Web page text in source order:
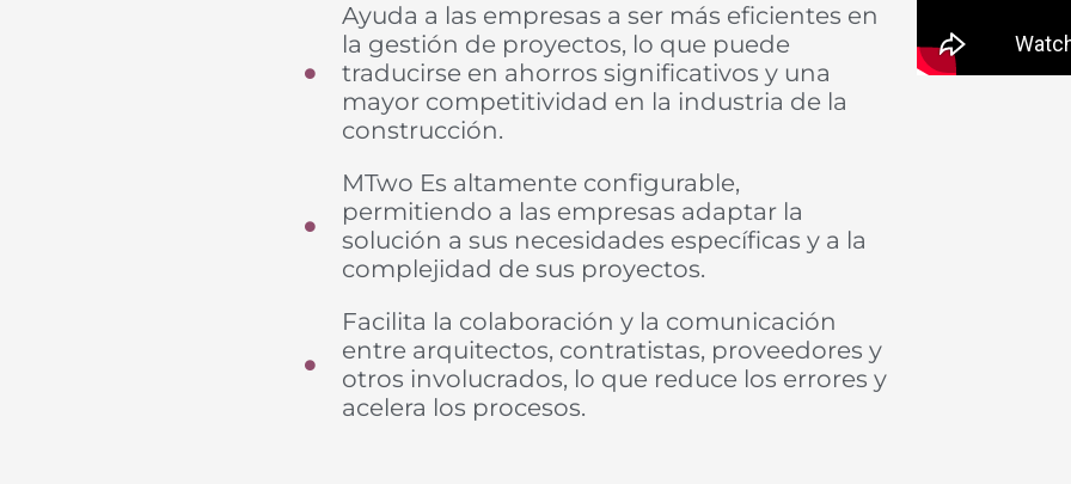
Ayuda a las empresas a ser más eficientes en
la gestión de proyectos, lo que puede
traducirse en ahorros significativos y una
mayor competitividad en la industria de la
construcción.
MTwo Es altamente configurable,
permitiendo a las empresas adaptar la
solución a sus necesidades específicas y a la
complejidad de sus proyectos.
Facilita la colaboración y la comunicación
entre arquitectos, contratistas, proveedores y
otros involucrados, lo que reduce los errores y
acelera los procesos.